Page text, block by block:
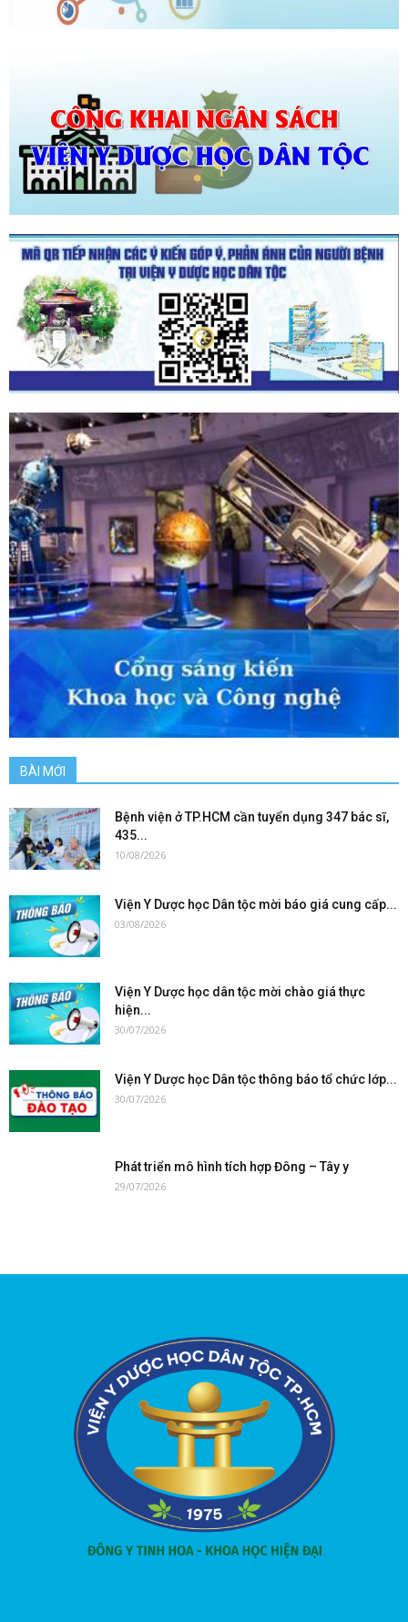
BÀI MỚI
Bệnh viện ở TP.HCM cần tuyển dụng 347 bác sĩ,
435...
10/08/2026
Viện Y Dược học Dân tộc mời báo giá cung cấp...
03/08/2026
Viện Y Dược học dân tộc mời chào giá thực
hiện...
30/07/2026
Viện Y Dược học Dân tộc thông báo tổ chức lớp...
30/07/2026
Phát triển mô hình tích hợp Đông – Tây y
29/07/2026